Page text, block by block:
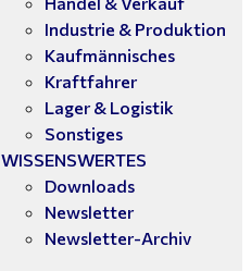
Industrie & Produktion
Kaufmännisches
Kraftfahrer
Lager & Logistik
Sonstiges
WISSENSWERTES
Downloads
Newsletter
Newsletter-Archiv